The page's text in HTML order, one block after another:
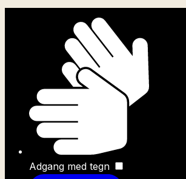
Adgang med tegn